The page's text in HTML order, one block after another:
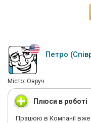
Петро
Мiсто: Овруч
Плюси в роботі
Працюю в Компанії вже